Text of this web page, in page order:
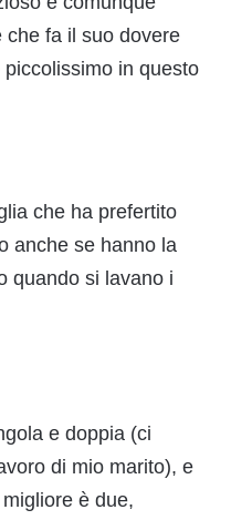
che fa il suo dovere
in questo
che ha prefertito
anche se hanno la
quando si lavano i
e doppia (ci
di mio marito), e
è due,